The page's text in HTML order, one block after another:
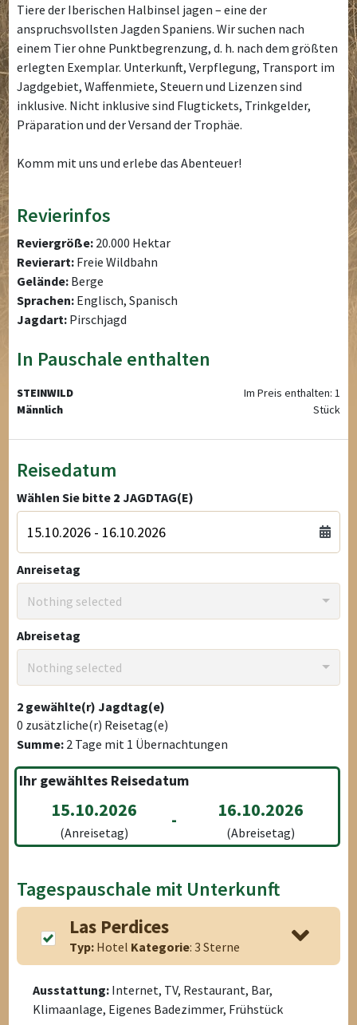
Tiere der Iberischen Halbinsel jagen – eine der
anspruchsvollsten Jagden Spaniens. Wir suchen nach
einem Tier ohne Punktbegrenzung, d. h. nach dem größten
erlegten Exemplar. Unterkunft, Verpflegung, Transport im
Jagdgebiet, Waffenmiete, Steuern und Lizenzen sind
inklusive. Nicht inklusive sind Flugtickets, Trinkgelder,
Präparation und der Versand der Trophäe.
Komm mit uns und erlebe das Abenteuer!
Revierinfos
Reviergröße: 20.000 Hektar
Revierart: Freie Wildbahn
Gelände: Berge
Sprachen: Englisch, Spanisch
Jagdart: Pirschjagd
In Pauschale enthalten
STEINWILD
Männlich
Im Preis enthalten: 1
Stück
Reisedatum
Wählen Sie bitte 2 JAGDTAG(E)
Anreisetag
Nothing selected
Abreisetag
Nothing selected
2 gewählte(r) Jagdtag(e)
0 zusätzliche(r) Reisetag(e)
Summe: 2 Tage mit 1 Übernachtungen
Ihr gewähltes Reisedatum
15.10.2026
(Anreisetag)
- 16.10.2026
(Abreisetag)
Tagespauschale mit Unterkunft
Las Perdices
Typ: Hotel Kategorie: 3 Sterne
Ausstattung: Internet, TV, Restaurant, Bar,
Klimaanlage, Eigenes Badezimmer, Frühstück